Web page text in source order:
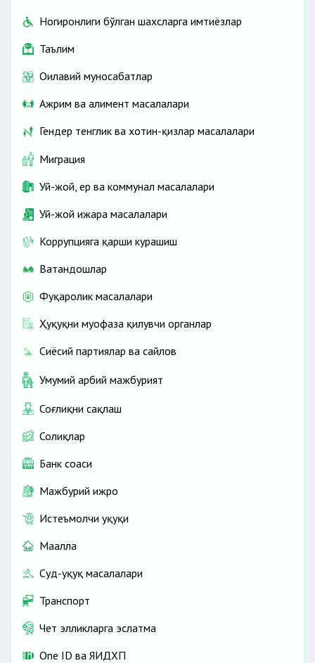
Ногиронлиги бўлган шахсларга имтиёзлар
Таълим
Оилавий муносабатлар
Ажрим ва алимент масалалари
Гендер тенглик ва хотин-қизлар масалалари
Миграция
Уй-жой, ер ва коммунал масалалари
Уй-жой ижара масалалари
Коррупцияга қарши курашиш
Ватандошлар
Фуқаролик масалалари
Ҳуқуқни муҳофаза қилувчи органлар
Сиёсий партиялар ва сайлов
Умумий ҳарбий мажбурият
Соғлиқни сақлаш
Солиқлар
Банк соҳаси
Мажбурий ижро
Истеъмолчи ҳуқуқи
Маҳалла
Суд-ҳуқуқ масалалари
Транспорт
Чет элликларга эслатма
One ID ва ЯИДХП